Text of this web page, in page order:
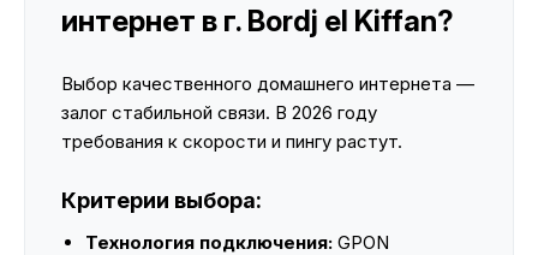
интернет в г. Bordj el Kiffan?
Выбор качественного домашнего интернета —
залог стабильной связи. В 2026 году
требования к скорости и пингу растут.
Критерии выбора:
Технология подключения: GPON